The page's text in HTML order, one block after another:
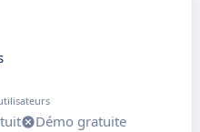
Démo gratuite